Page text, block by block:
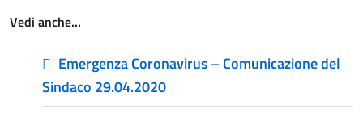
Vedi anche…
Emergenza Coronavirus – Comunicazione del
Sindaco 29.04.2020